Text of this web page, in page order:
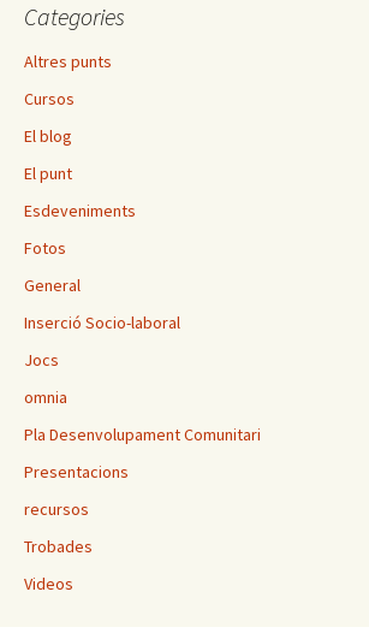
Categories
Altres punts
Cursos
El blog
El punt
Esdeveniments
Fotos
General
Inserció Socio-laboral
Jocs
omnia
Pla Desenvolupament Comunitari
Presentacions
recursos
Trobades
Videos